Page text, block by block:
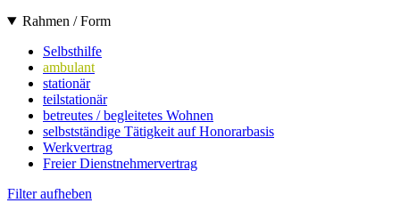
Rahmen / Form
Selbsthilfe
ambulant
stationär
teilstationär
betreutes / begleitetes Wohnen
selbstständige Tätigkeit auf Honorarbasis
Werkvertrag
Freier Dienstnehmervertrag
Filter aufheben